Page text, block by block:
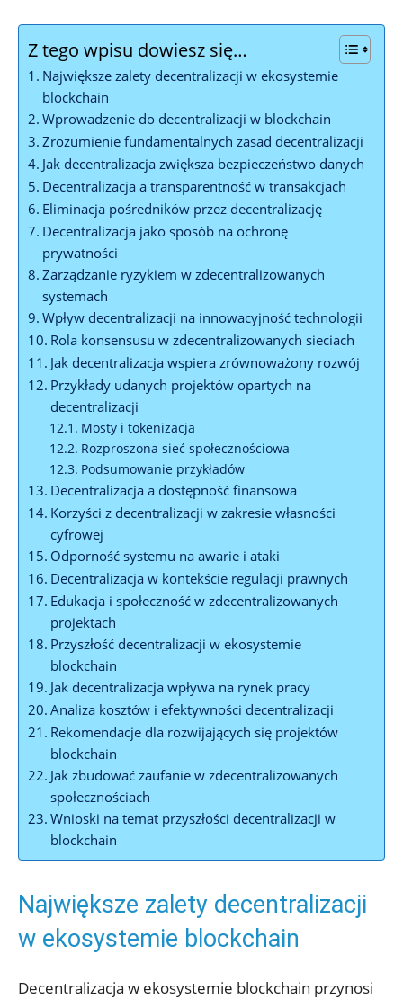
Z tego wpisu dowiesz się…
Największe zalety decentralizacji ‌w ekosystemie
blockchain
Wprowadzenie ‌do decentralizacji⁣ w ⁣blockchain
Zrozumienie fundamentalnych zasad decentralizacji
Jak decentralizacja zwiększa bezpieczeństwo danych
Decentralizacja a transparentność w transakcjach
Eliminacja pośredników przez ​decentralizację
Decentralizacja jako ⁢sposób na ochronę
prywatności
Zarządzanie ryzykiem ​w ​zdecentralizowanych
systemach
Wpływ‌ decentralizacji na innowacyjność ‍technologii
Rola konsensusu w ‌zdecentralizowanych⁤ sieciach
Jak decentralizacja wspiera zrównoważony rozwój
Przykłady ​udanych projektów ‍opartych na
decentralizacji
Mosty ‍i tokenizacja
Rozproszona‍ sieć społecznościowa
Podsumowanie ‌przykładów
Decentralizacja a ⁤dostępność finansowa
Korzyści​ z decentralizacji w zakresie ⁢własności
cyfrowej
Odporność systemu na awarie ⁣i ataki
Decentralizacja w⁣ kontekście regulacji prawnych
Edukacja i społeczność⁣ w zdecentralizowanych‍
projektach
Przyszłość decentralizacji w ekosystemie
blockchain
Jak decentralizacja wpływa na rynek ​pracy
Analiza kosztów i efektywności decentralizacji
Rekomendacje dla rozwijających się projektów
blockchain
Jak zbudować zaufanie w zdecentralizowanych
społecznościach
Wnioski na temat przyszłości decentralizacji ‌w
‌blockchain
Największe zalety decentralizacji
‌w ekosystemie blockchain
Decentralizacja w ekosystemie blockchain przynosi